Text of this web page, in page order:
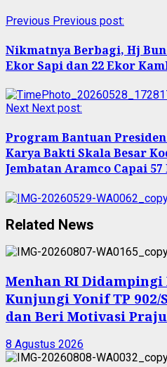
Previous Previous post:
Nikmatnya Berbagi, Hj
Ekor Sapi dan 22 Ekor
Next Next post:
Program Bantuan
Karya Bakti Skala Besar
Jembatan Aramco Capai
Related News
Menhan RI Didampingi
Kunjungi Yonif TP 902/
dan Beri Motivasi
8 Agustus 2026